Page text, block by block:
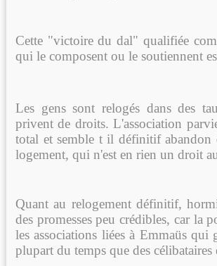
Cette "victoire du dal" qualifiée
qui le composent ou le soutiennent
Les gens sont relogés dans des
privent de droits. L'association
total et semble t il définitif abandon
logement, qui n'est en rien un droit
Quant au relogement définitif,
des promesses peu crédibles, car la
les associations liées à Emmaüs
plupart du temps que des célibataires